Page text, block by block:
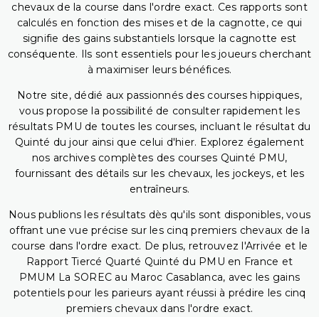
chevaux de la course dans l'ordre exact. Ces rapports sont
calculés en fonction des mises et de la cagnotte, ce qui
signifie des gains substantiels lorsque la cagnotte est
conséquente. Ils sont essentiels pour les joueurs cherchant
à maximiser leurs bénéfices.
Notre site, dédié aux passionnés des courses hippiques,
vous propose la possibilité de consulter rapidement les
résultats PMU de toutes les courses, incluant le résultat du
Quinté du jour ainsi que celui d'hier. Explorez également
nos archives complètes des courses Quinté PMU,
fournissant des détails sur les chevaux, les jockeys, et les
entraîneurs.
Nous publions les résultats dès qu'ils sont disponibles, vous
offrant une vue précise sur les cinq premiers chevaux de la
course dans l'ordre exact. De plus, retrouvez l'Arrivée et le
Rapport Tiercé Quarté Quinté du PMU en France et
PMUM La SOREC au Maroc Casablanca, avec les gains
potentiels pour les parieurs ayant réussi à prédire les cinq
premiers chevaux dans l'ordre exact.